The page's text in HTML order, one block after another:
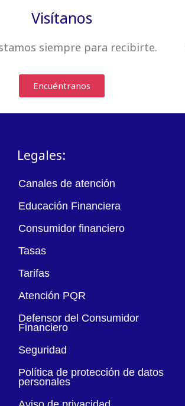
Visítanos
siempre para recibirte.
Encuéntranos
Legales:
Canales de atención
Educación Financiera
Consumidor financiero
Tasas
Tarifas
Atención PQR
Defensor del Consumidor
Financiero
Seguridad
Política de protección de datos
personales